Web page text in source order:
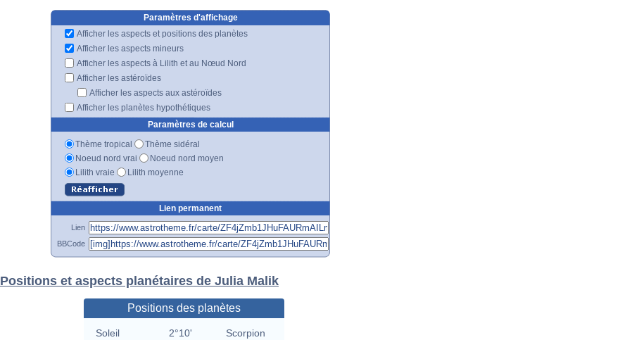
Paramètres d'affichage
Afficher les aspects et positions des planètes
Afficher les aspects mineurs
Afficher les aspects à Lilith et au Nœud Nord
Afficher les astéroïdes
Afficher les aspects aux astéroïdes
Afficher les planètes hypothétiques
Paramètres de calcul
Thème tropical
Thème sidéral
Noeud nord vrai
Noeud nord moyen
Lilith vraie
Lilith moyenne
Lien permanent
Lien
BBCode
Positions et aspects planétaires de Julia Malik
Positions des planètes
Soleil 2°10'
Scorpion